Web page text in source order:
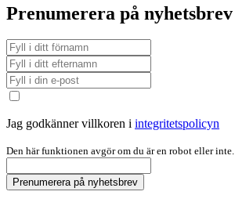
Prenumerera på nyhetsbrev
Jag godkänner villkoren i integritetspolicyn
Den här funktionen avgör om du är en robot eller inte.